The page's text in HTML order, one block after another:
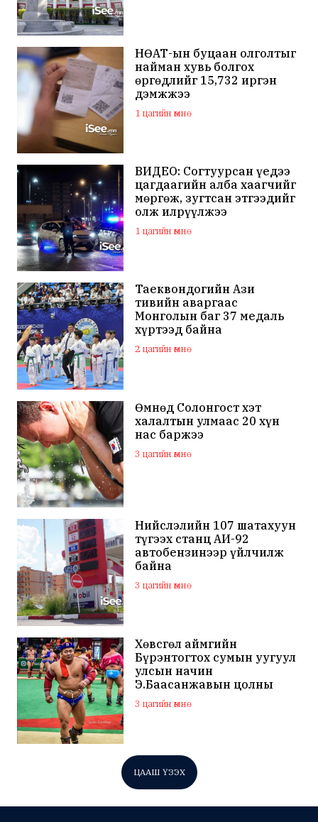
НӨАТ-ын буцаан олголтыг
найман хувь болгох
өргөдлийг 15,732 иргэн
дэмжжээ
1 цагийн өмнө
ВИДЕО: Согтуурсан үедээ
цагдаагийн алба хаагчийг
мөргөж, зугтсан этгээдийг
олж илрүүлжээ
1 цагийн өмнө
Таеквондогийн Ази
тивийн аваргаас
Монголын баг 37 медаль
хүртээд байна
2 цагийн өмнө
Өмнөд Солонгост хэт
халалтын улмаас 20 хүн
нас баржээ
3 цагийн өмнө
Нийслэлийн 107 шатахуун
түгээх станц АИ-92
автобензинээр үйлчилж
байна
3 цагийн өмнө
Хөвсгөл аймгийн
Бүрэнтогтох сумын уугуул
улсын начин
Э.Баасанжавын цолны
мялаалга наадам эхэллээ
3 цагийн өмнө
ЦААШ ҮЗЭХ